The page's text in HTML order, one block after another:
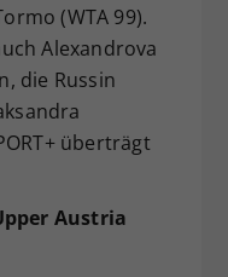
(WTA 99).
Alexandrova
die Russin
überträgt
Austria